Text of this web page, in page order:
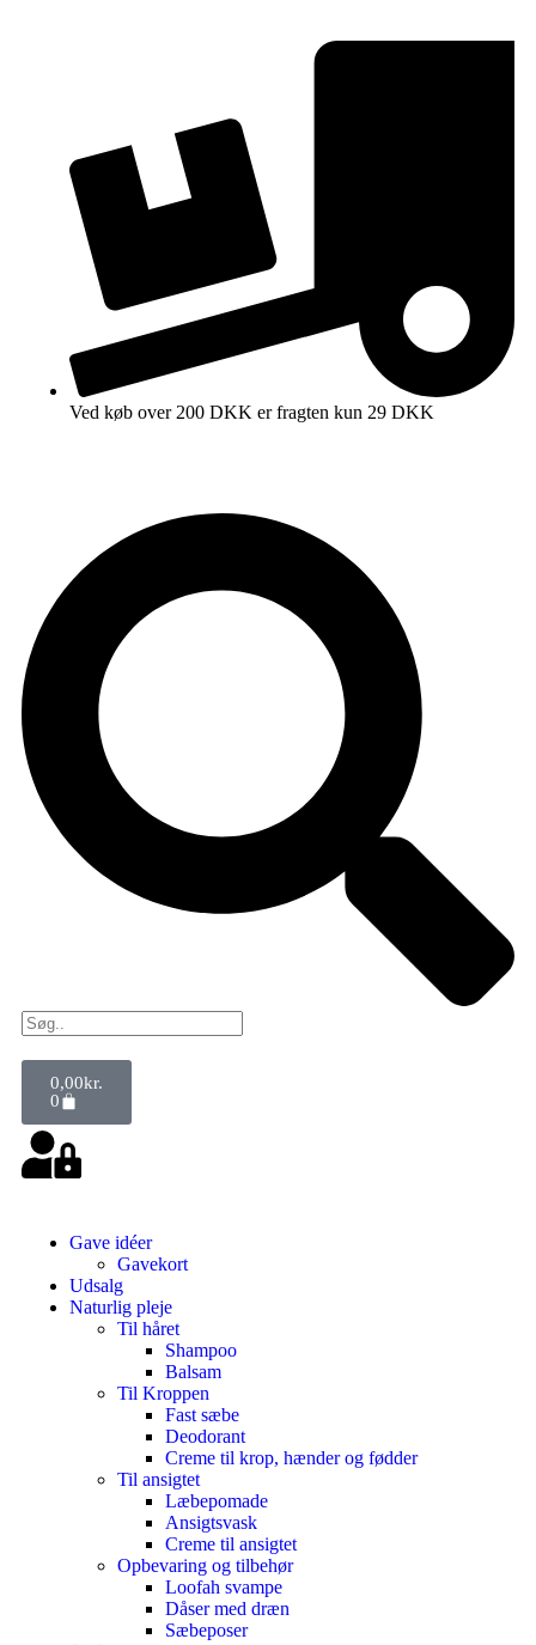
Ved køb over 200 DKK er fragten kun 29 DKK
0,00kr.
0
Gave idéer
Gavekort
Udsalg
Naturlig pleje
Til håret
Shampoo
Balsam
Til Kroppen
Fast sæbe
Deodorant
Creme til krop, hænder og fødder
Til ansigtet
Læbepomade
Ansigtsvask
Creme til ansigtet
Opbevaring og tilbehør
Loofah svampe
Dåser med dræn
Sæbeposer